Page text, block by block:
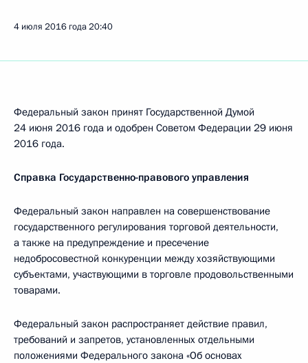
4 июля 2016 года20:40
Федеральный закон принят Государственной Думой
24 июня 2016 года и одобрен Советом Федерации 29 июня
2016 года.
Справка Государственно-правового управления
Федеральный закон направлен на совершенствование
государственного регулирования торговой деятельности,
а также на предупреждение и пресечение
недобросовестной конкуренции между хозяйствующими
субъектами, участвующими в торговле продовольственными
товарами.
Федеральный закон распространяет действие правил,
требований и запретов, установленных отдельными
положениями Федерального закона «Об основах